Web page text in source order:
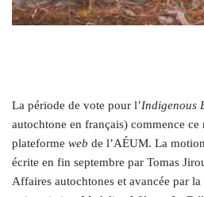
La période de vote pour l’Indigenous
autochtone en français) commence
plateforme web de l’AÉUM. La
écrite en fin septembre par Tomas
Affaires autochtones et avancée par